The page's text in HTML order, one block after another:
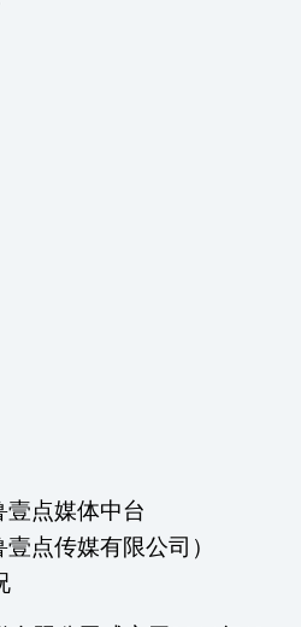
壹点媒体中台
壹点传媒有限公司 ）